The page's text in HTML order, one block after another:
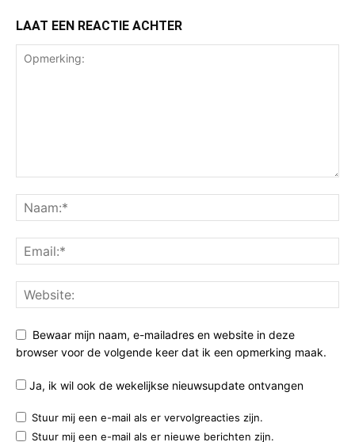
LAAT EEN REACTIE ACHTER
Bewaar mijn naam, e-mailadres en website in deze
browser voor de volgende keer dat ik een opmerking maak.
Ja, ik wil ook de wekelijkse nieuwsupdate ontvangen
Stuur mij een e-mail als er vervolgreacties zijn.
Stuur mij een e-mail als er nieuwe berichten zijn.